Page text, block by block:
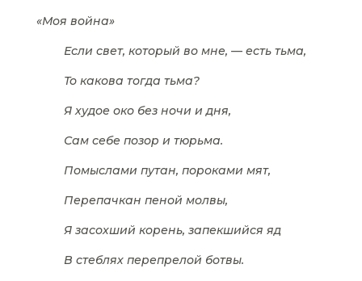
«Моя война»
Если свет, который во мне, — есть тьма,
То какова тогда тьма?
Я худое око без ночи и дня,
Сам себе позор и тюрьма.
Помыслами путан, пороками мят,
Перепачкан пеной молвы,
Я засохший корень, запекшийся яд
В стеблях перепрелой ботвы.